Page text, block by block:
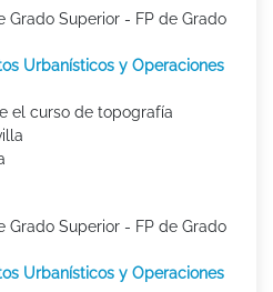
Grado Superior - FP de Grado
Urbanísticos y Operaciones
el curso de topografía
Grado Superior - FP de Grado
Urbanísticos y Operaciones